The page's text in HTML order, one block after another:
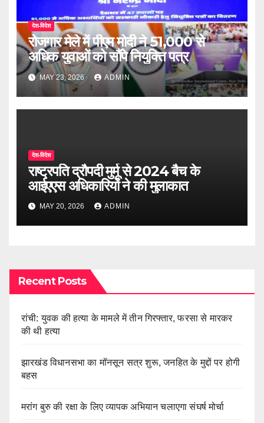
देश-विदेश
रोजगार मेले में पीएम मोदी ने 51,000 से
अधिक युवाओं को सौंपे नियुक्ति पत्र
MAY 23, 2026 ADMIN
देश-विदेश
राष्ट्रपति द्रौपदी मुर्मू से 2024 बैच के
आईएएस अधिकारियों ने की मुलाकात
MAY 20, 2026 ADMIN
Recent Posts
रांची: युवक की हत्या के मामले में तीन गिरफ्तार, फरसा से मारकर
की थी हत्या
झारखंड विधानसभा का मॉनसून सत्र शुरू, जनहित के मुद्दों पर होगी
बहस
मरांग बुरु की रक्षा के लिए व्यापक अभियान चलाएगा संघर्ष मोर्चा